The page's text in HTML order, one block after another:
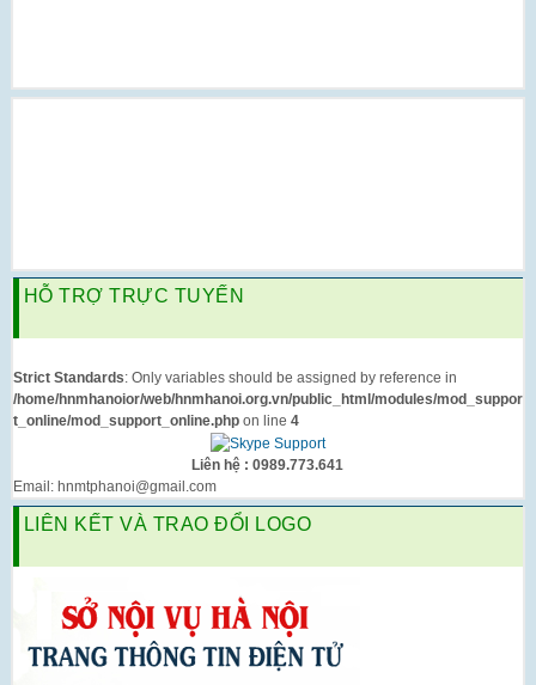
HỖ TRỢ TRỰC TUYẾN
Strict Standards: Only variables should be assigned by reference in
/home/hnmhanoior/web/hnmhanoi.org.vn/public_html/modules/mod_suppor
t_online/mod_support_online.phpon line 4
Liên hệ : 0989.773.641
Email: hnmtphanoi@gmail.com
LIÊN KẾT VÀ TRAO ĐỔI LOGO